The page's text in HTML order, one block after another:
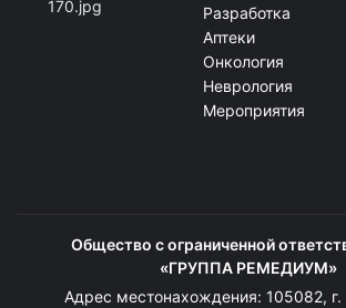
Разработка
Аптеки
Онкология
Неврология
Мероприятия
Общество с ограниченной
«ГРУППА РЕМЕДИУМ»
Адрес местонахождения: 105082, г.